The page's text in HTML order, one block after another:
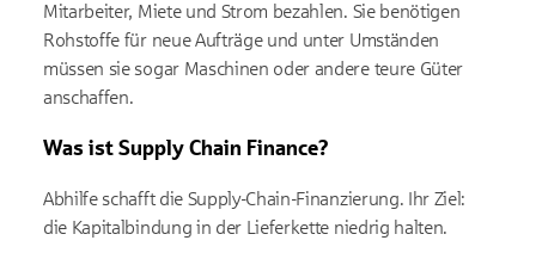
Mitarbeiter, Miete und Strom bezahlen. Sie benötigen
Rohstoffe für neue Aufträge und unter Umständen
müssen sie sogar Maschinen oder andere teure Güter
anschaffen.
Was ist Supply Chain Finance?
Abhilfe schafft die Supply-Chain-Finanzierung. Ihr Ziel:
die Kapitalbindung in der Lieferkette niedrig halten.